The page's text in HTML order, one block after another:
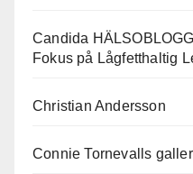
Candida
Fokus på Lågfetthaltig
Christian Andersson
Connie Tornevalls